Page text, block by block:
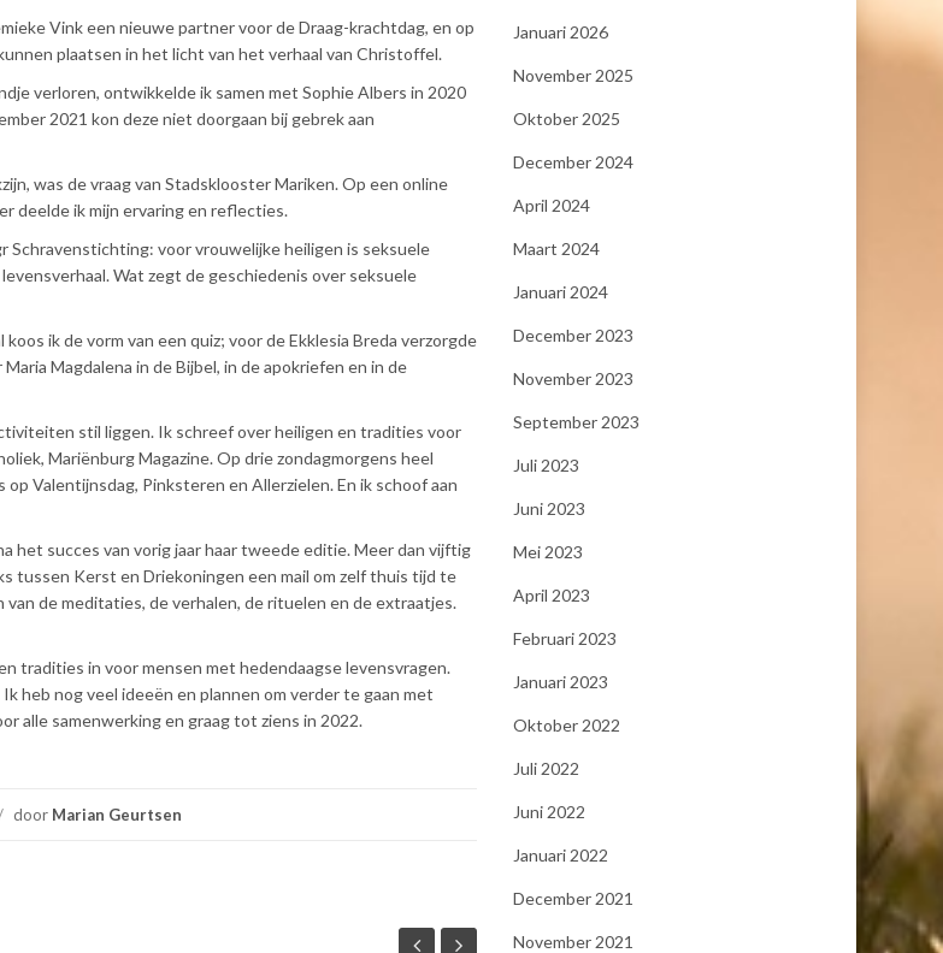
Vink een nieuwe partner voor de Draag-krachtdag, en op
plaatsen in het licht van het verhaal van Christoffel.
verloren, ontwikkelde ik samen met Sophie Albers in 2020
2021 kon deze niet doorgaan bij gebrek aan
was de vraag van Stadsklooster Mariken. Op een online
deelde ik mijn ervaring en reflecties.
Schravenstichting: voor vrouwelijke heiligen is seksuele
Wat zegt de geschiedenis over seksuele
ik de vorm van een quiz; voor de Ekklesia Breda verzorgde
Magdalena in de Bijbel, in de apokriefen en in de
stil liggen. Ik schreef over heiligen en tradities voor
Mariënburg Magazine. Op drie zondagmorgens heel
Valentijnsdag, Pinksteren en Allerzielen. En ik schoof aan
het succes van vorig jaar haar tweede editie. Meer dan vijftig
tussen Kerst en Driekoningen een mail om zelf thuis tijd te
de meditaties, de verhalen, de rituelen en de extraatjes.
tradities in voor mensen met hedendaagse levensvragen.
heb nog veel ideeën en plannen om verder te gaan met
alle samenwerking en graag tot ziens in 2022.
door Marian Geurtsen
Januari 2026
November 2025
Oktober 2025
December 2024
April 2024
Maart 2024
Januari 2024
December 2023
November 2023
September 2023
Juli 2023
Juni 2023
Mei 2023
April 2023
Februari 2023
Januari 2023
Oktober 2022
Juli 2022
Juni 2022
Januari 2022
December 2021
November 2021